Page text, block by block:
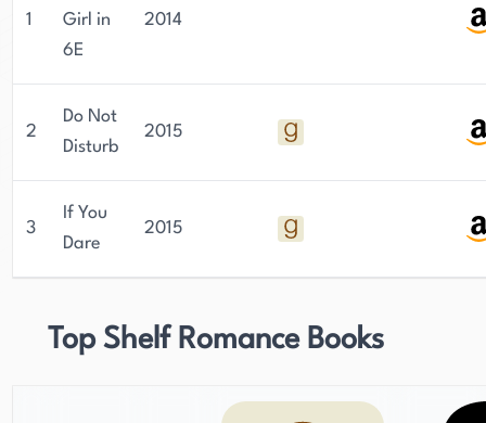
1
Girl in
6E
2014
2
Do Not
Disturb
2015
3
If You
Dare
2015
Top Shelf Romance Books